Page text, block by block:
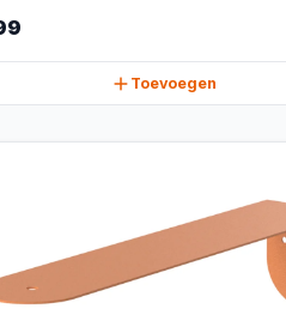
Toevoegen